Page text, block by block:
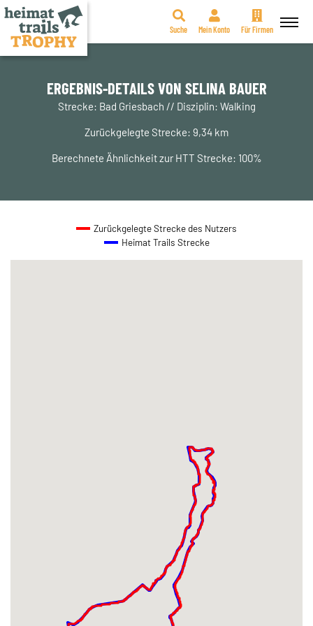
Zum
Suche Mein Konto Für Firmen
ERGEBNIS-DETAILS VON SELINA BAUER
Strecke: Bad Griesbach // Disziplin: Walking
Zurückgelegte Strecke: 9,34 km
Berechnete Ähnlichkeit zur HTT Strecke: 100%
Zurückgelegte Strecke des Nutzers
Heimat Trails Strecke